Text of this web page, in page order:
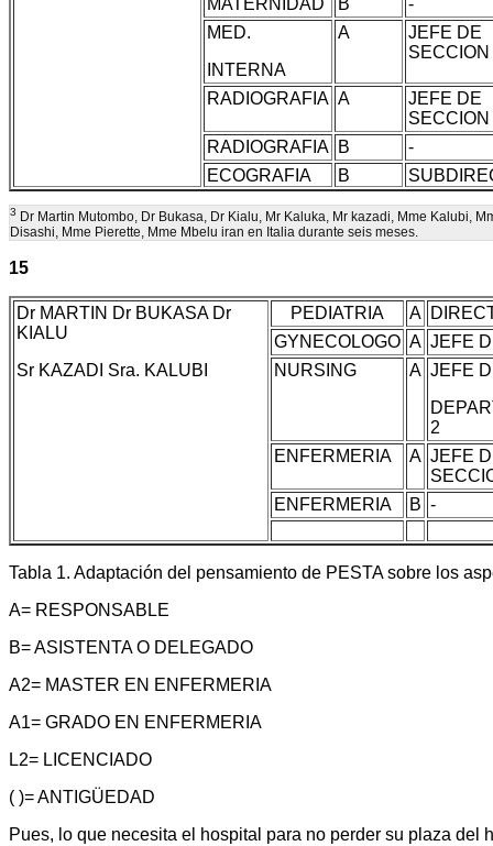
MATERNIDAD B
-
MED.
INTERNA
A
JEFE DE
SECCION
RADIOGRAFIA A
JEFE DE
SECCION
RADIOGRAFIA B
-
ECOGRAFIA
B
3 Dr Martin Mutombo, Dr Bukasa, Dr Kialu, Mr Kaluka, Mr kazadi, Mme Kalubi,
Disashi, Mme Pierette, Mme Mbelu iran en Italia durante seis meses.
15
Dr MARTIN Dr BUKASA Dr
KIALU
Sr KAZADI Sra. KALUBI
PEDIATRIA A
GYNECOLOGO A JEFE
NURSING
A JEFE
2
ENFERMERIA
A JEFE
ENFERMERIA
B -
Tabla 1. Adaptación del pensamiento de PESTA sobre los
A= RESPONSABLE
B= ASISTENTA O DELEGADO
A2= MASTER EN ENFERMERIA
A1= GRADO EN ENFERMERIA
L2= LICENCIADO
( )= ANTIGÜEDAD
Pues, lo que necesita el hospital para no perder su plaza del